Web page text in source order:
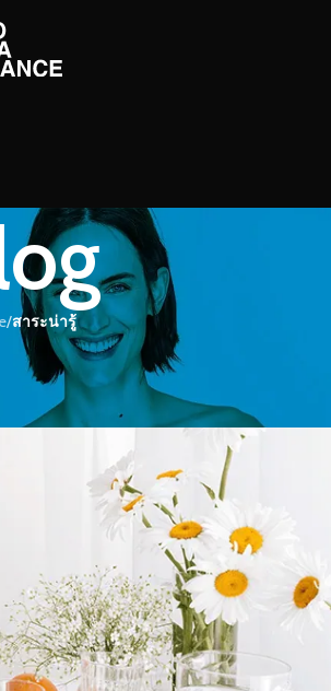
/สาระน่ารู้
สไตล์ซิตรัส